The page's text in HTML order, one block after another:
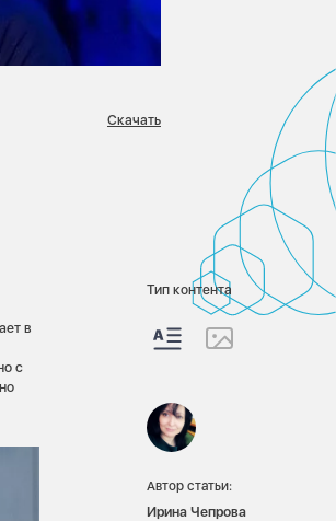
Скачать
в
с
Тип контента
Автор статьи:
Ирина Чепрова